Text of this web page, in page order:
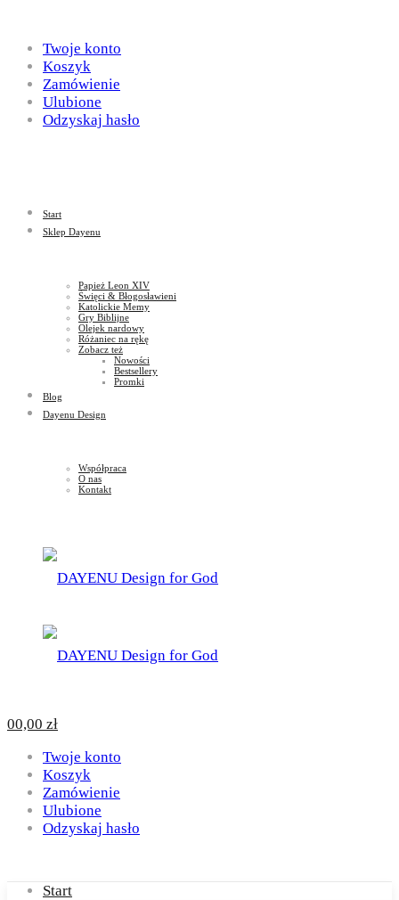
for
God
Design
God
Twoje konto
Koszyk
Zamówienie
Ulubione
Odzyskaj hasło
Start
Sklep Dayenu
Papież Leon XIV
Święci & Błogosławieni
Katolickie Memy
Gry Biblijne
Olejek nardowy
Różaniec na rękę
Zobacz też
Nowości
Bestsellery
Promki
Blog
Dayenu Design
Współpraca
O nas
Kontakt
00,00 zł
Twoje konto
Koszyk
Zamówienie
Ulubione
Odzyskaj hasło
Start